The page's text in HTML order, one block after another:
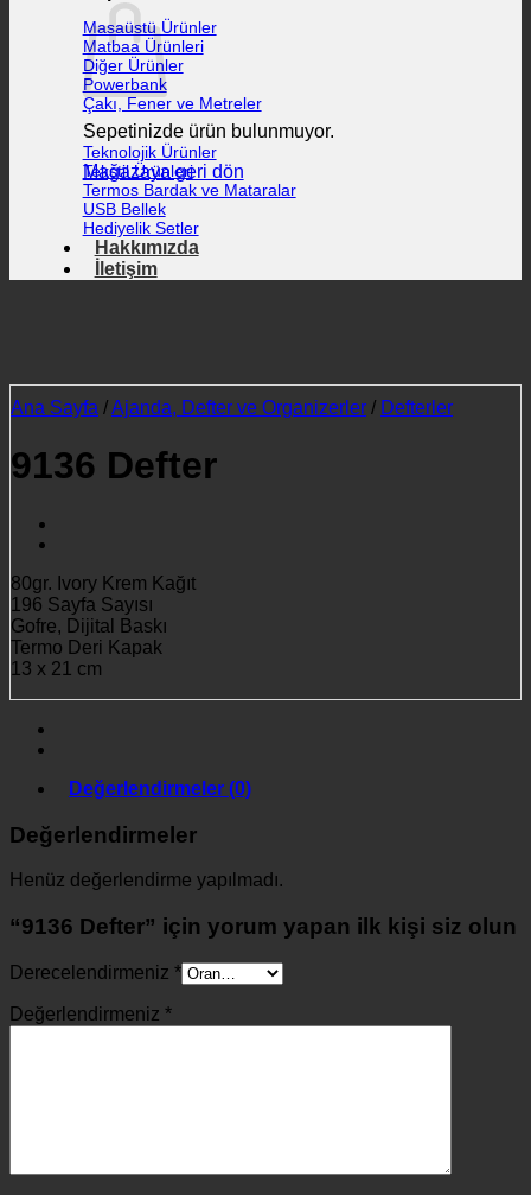
Sepetinizde ürün bulunmuyor.
Mağazaya geri dön
Masaüstü Ürünler
Matbaa Ürünleri
Diğer Ürünler
Powerbank
Çakı, Fener ve Metreler
Teknolojik Ürünler
Tekstil Ürünleri
Termos Bardak ve Mataralar
USB Bellek
Hediyelik Setler
Hakkımızda
İletişim
Ana Sayfa /Ajanda, Defter ve Organizerler / Defterler
9136 Defter
80gr. Ivory Krem Kağıt
196 Sayfa Sayısı
Gofre, Dijital Baskı
Termo Deri Kapak
13 x 21 cm
Değerlendirmeler (0)
Değerlendirmeler
Henüz değerlendirme yapılmadı.
“9136 Defter” için yorum yapan ilk kişi siz olun
Derecelendirmeniz *
Değerlendirmeniz *